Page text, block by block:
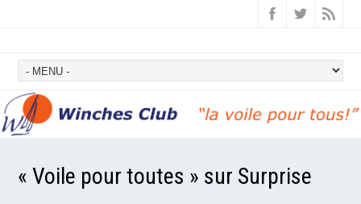
« Voile pour toutes » sur Surprise